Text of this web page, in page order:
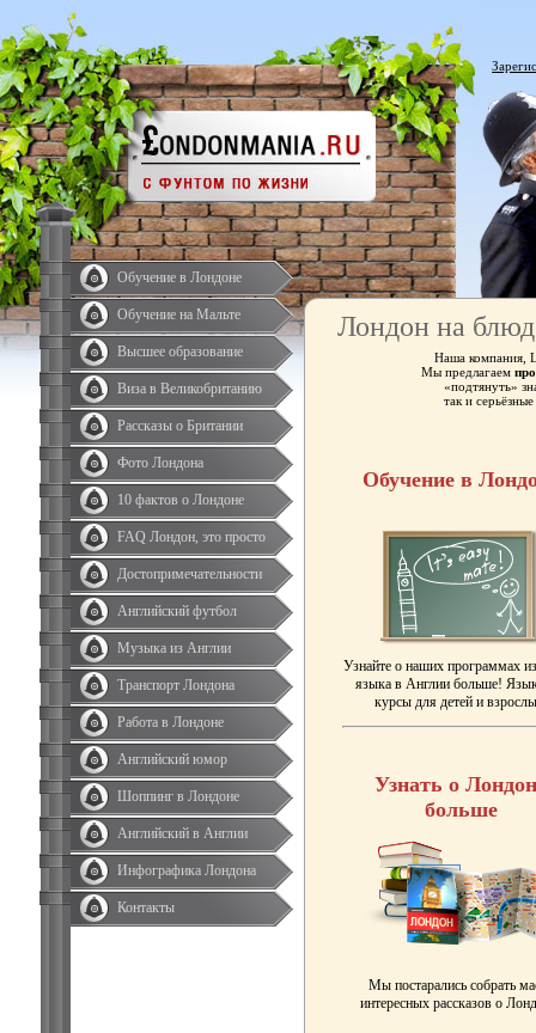
Обучение в Лондоне
Обучение на Мальте
Высшее образование
Виза в Великобританию
Рассказы о Британии
Фото Лондона
10 фактов о Лондоне
FAQ Лондон, это просто
Достопримечательности
Английский футбол
Музыка из Англии
Транспорт Лондона
Работа в Лондоне
Английский юмор
Шоппинг в Лондоне
Английский в Англии
Инфографика Лондона
Контакты
Лондон на
Наша компания,
Мы предлагаем
«подтянуть»
так и
Обучение в
Узнайте о наших программах
языка в Англии больше!
курсы для детей и
Узнать о
больше
Мы постарались собрать
интересных рассказов о